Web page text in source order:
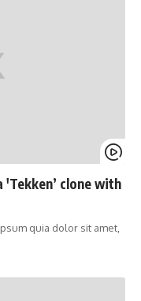
clone with
quia dolor sit amet,